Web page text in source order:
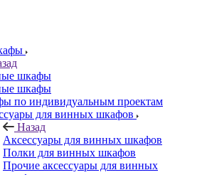
шкафы
шкафы
по индивидуальным проектам
для винных шкафов
Назад
Аксессуары для винных шкафов
Полки для винных шкафов
Прочие аксессуары для винных